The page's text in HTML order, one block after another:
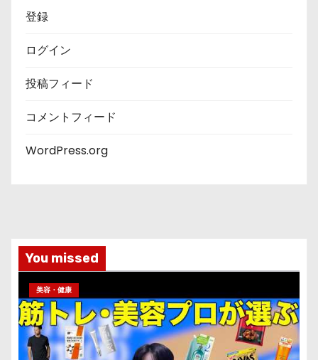
登録
ログイン
投稿フィード
コメントフィード
WordPress.org
You missed
美容・健康